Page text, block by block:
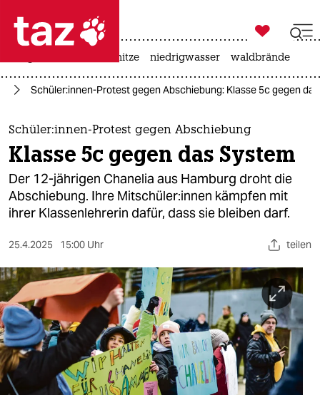
 taz zahl ich
taz zahl ich
themen
politik
öko
sport
berlin
nord
wahrheit

taz zahl ich
hitze niedrigwasser waldbrände
Schüler:innen-Protest gegen Abschiebung: Klasse 5c gegen
Schüler:innen-Protest gegen Abschiebung
Klasse 5c gegen das System
Der 12-jährigen Chanelia aus Hamburg droht die
Abschiebung. Ihre Mit­schü­le­r:in­nen kämpfen mit
ihrer Klassenlehrerin dafür, dass sie bleiben darf.
25.4.2025 15:00 Uhr teilen